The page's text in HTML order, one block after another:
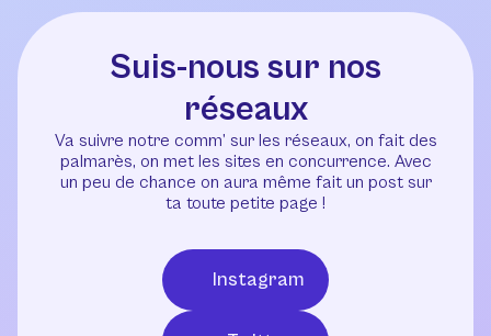
Suis-nous sur nos
réseaux
Va suivre notre comm’ sur les réseaux, on fait des
palmarès, on met les sites en concurrence. Avec
un peu de chance on aura même fait un post sur
ta toute petite page !
Instagram